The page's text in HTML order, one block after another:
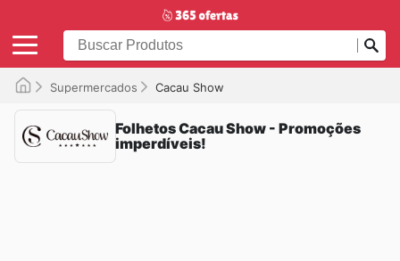
Supermercados Cacau Show
Folhetos Cacau Show - Promoções
imperdíveis!